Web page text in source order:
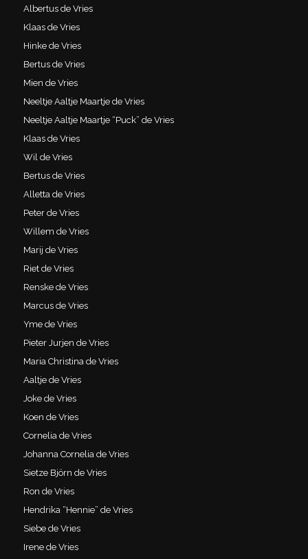
Albertus de Vries
Klaas de Vries
Hinke de Vries
Bertus de Vries
Mien de Vries
Neeltje Aaltje Maartje de Vries
Neeltje Aaltje Maartje “Puck” de Vries
Klaas de Vries
Wil de Vries
Bertus de Vries
Alletta de Vries
Peter de Vries
Willem de Vries
Marij de Vries
Riet de Vries
Renske de Vries
Marcus de Vries
Yme de Vries
Pieter Jurjen de Vries
Maria Christina de Vries
Aaltje de Vries
Joke de Vries
Koen de Vries
Cornelia de Vries
Johanna Cornelia de Vries
Sietze Björn de Vries
Ron de Vries
Hendrika “Hennie” de Vries
Siebe de Vries
Irene de Vries